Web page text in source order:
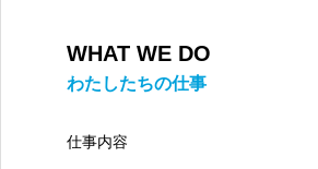
WHAT WE DO
わたしたちの仕事
仕事内容